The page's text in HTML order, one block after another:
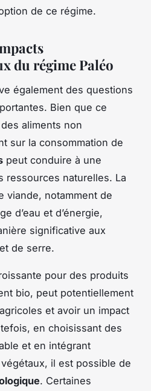
de ce régime.
du régime Paléo
également des questions
Bien que ce
aliments non
sur la consommation de
peut conduire à une
ressources naturelles. La
viande, notamment de
d’eau et d’énergie,
significative aux
de serre.
pour des produits
bio, peut potentiellement
et avoir un impact
en choisissant des
et en intégrant
il est possible de
. Certaines